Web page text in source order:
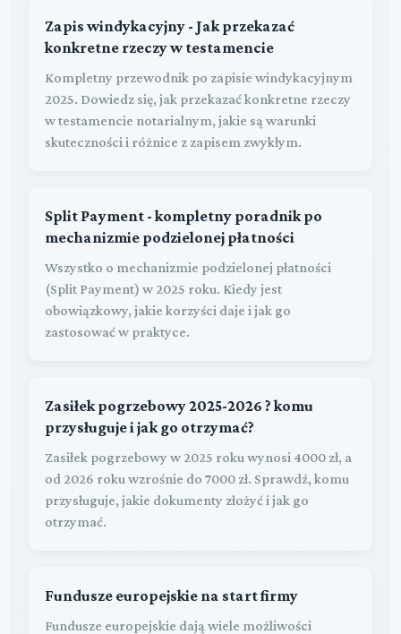
Zapis windykacyjny - Jak przekazać
konkretne rzeczy w testamencie
Kompletny przewodnik po zapisie windykacyjnym
2025. Dowiedz się, jak przekazać konkretne rzeczy
w testamencie notarialnym, jakie są warunki
skuteczności i różnice z zapisem zwykłym.
Split Payment - kompletny poradnik po
mechanizmie podzielonej płatności
Wszystko o mechanizmie podzielonej płatności
(Split Payment) w 2025 roku. Kiedy jest
obowiązkowy, jakie korzyści daje i jak go
zastosować w praktyce.
Zasiłek pogrzebowy 2025-2026 ? komu
przysługuje i jak go otrzymać?
Zasiłek pogrzebowy w 2025 roku wynosi 4000 zł, a
od 2026 roku wzrośnie do 7000 zł. Sprawdź, komu
przysługuje, jakie dokumenty złożyć i jak go
otrzymać.
Fundusze europejskie na start firmy
Fundusze europejskie dają wiele możliwości